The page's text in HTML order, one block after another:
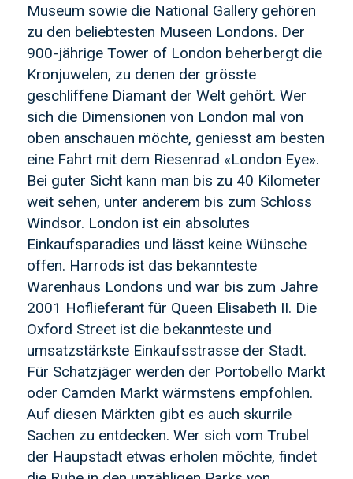
Museum sowie die National Gallery gehören
zu den beliebtesten Museen Londons. Der
900-jährige Tower of London beherbergt die
Kronjuwelen, zu denen der grösste
geschliffene Diamant der Welt gehört. Wer
sich die Dimensionen von London mal von
oben anschauen möchte, geniesst am besten
eine Fahrt mit dem Riesenrad «London Eye».
Bei guter Sicht kann man bis zu 40 Kilometer
weit sehen, unter anderem bis zum Schloss
Windsor. London ist ein absolutes
Einkaufsparadies und lässt keine Wünsche
offen. Harrods ist das bekannteste
Warenhaus Londons und war bis zum Jahre
2001 Hoflieferant für Queen Elisabeth II. Die
Oxford Street ist die bekannteste und
umsatzstärkste Einkaufsstrasse der Stadt.
Für Schatzjäger werden der Portobello Markt
oder Camden Markt wärmstens empfohlen.
Auf diesen Märkten gibt es auch skurrile
Sachen zu entdecken. Wer sich vom Trubel
der Haupstadt etwas erholen möchte, findet